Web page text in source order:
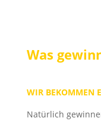
Was
WIR BEKOMMEN
Natürlich